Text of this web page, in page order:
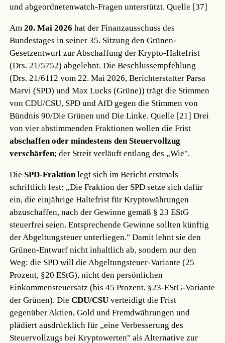
und abgeordnetenwatch-Fragen unterstützt.Quelle [37]
Am20. Mai 2026 hat der Finanzausschuss des
Bundestages in seiner 35. Sitzung den Grünen-
Gesetzentwurf zur Abschaffung der Krypto-Haltefrist
(Drs. 21/5752) abgelehnt. Die Beschlussempfehlung
(Drs. 21/6112 vom 22. Mai 2026, Berichterstatter Parsa
Marvi (SPD) und Max Lucks (Grüne)) trägt die Stimmen
von CDU/CSU, SPD und AfD gegen die Stimmen von
Bündnis 90/Die Grünen und Die Linke.Quelle [21] Drei
von vier abstimmenden Fraktionen wollen die Frist
abschaffen oder mindestens den Steuervollzug
verschärfen; der Streit verläuft entlang des „Wie".
DieSPD-Fraktion legt sich im Bericht erstmals
schriftlich fest: „Die Fraktion der SPD setze sich dafür
ein, die einjährige Haltefrist für Kryptowährungen
abzuschaffen, nach der Gewinne gemäß § 23 EStG
steuerfrei seien. Entsprechende Gewinne sollten künftig
der Abgeltungsteuer unterliegen." Damit lehnt sie den
Grünen-Entwurf nicht inhaltlich ab, sondern nur den
Weg: die SPD will die Abgeltungsteuer-Variante (25
Prozent, §20 EStG), nicht den persönlichen
Einkommensteuersatz (bis 45 Prozent, §23-EStG-Variante
der Grünen). DieCDU/CSU verteidigt die Frist
gegenüber Aktien, Gold und Fremdwährungen und
plädiert ausdrücklich für „eine Verbesserung des
Steuervollzugs bei Kryptowerten" als Alternative zur